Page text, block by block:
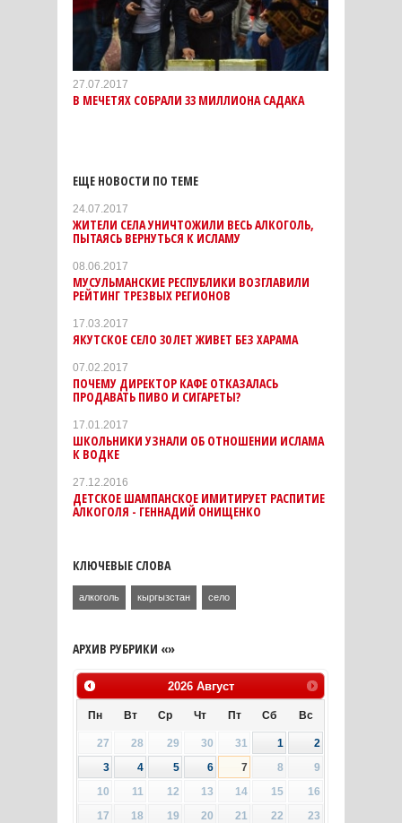
27.07.2017
В МЕЧЕТЯХ СОБРАЛИ 33 МИЛЛИОНА САДАКА
ЕЩЕ НОВОСТИ ПО ТЕМЕ
24.07.2017
ЖИТЕЛИ СЕЛА УНИЧТОЖИЛИ ВЕСЬ АЛКОГОЛЬ,
ПЫТАЯСЬ ВЕРНУТЬСЯ К ИСЛАМУ
08.06.2017
МУСУЛЬМАНСКИЕ РЕСПУБЛИКИ ВОЗГЛАВИЛИ
РЕЙТИНГ ТРЕЗВЫХ РЕГИОНОВ
17.03.2017
ЯКУТСКОЕ СЕЛО 30 ЛЕТ ЖИВЕТ БЕЗ ХАРАМА
07.02.2017
ПОЧЕМУ ДИРЕКТОР КАФЕ ОТКАЗАЛАСЬ
ПРОДАВАТЬ ПИВО И СИГАРЕТЫ?
17.01.2017
ШКОЛЬНИКИ УЗНАЛИ ОБ ОТНОШЕНИИ ИСЛАМА
К ВОДКЕ
27.12.2016
ДЕТСКОЕ ШАМПАНСКОЕ ИМИТИРУЕТ РАСПИТИЕ
АЛКОГОЛЯ - ГЕННАДИЙ ОНИЩЕНКО
КЛЮЧЕВЫЕ СЛОВА
алкоголь кыргызстан село
АРХИВ РУБРИКИ «»
2026 Август
Пн Вт Ср Чт Пт Сб Вс
27 28 29 30 31 1
2
3
4 5 6 7 8
9
10
11 12 13 14 15
16
17
18 19 20 21 22
23